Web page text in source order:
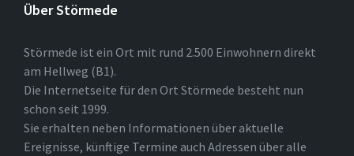
Über Störmede
Störmede ist ein Ort mit rund 2.500 Einwohnern direkt
am Hellweg (B1).
Die Internetseite für den Ort Störmede besteht nun
schon seit 1999.
Sie erhalten neben Informationen über aktuelle
Ereignisse, künftige Termine auch Adressen über alle